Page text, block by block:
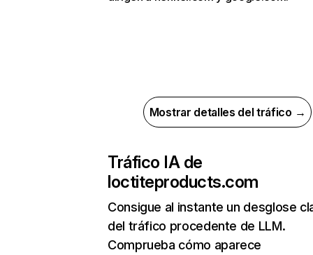
Mostrar detalles del tráfico →
Tráfico IA de
loctiteproducts.com
Consigue al instante un desglose
del tráfico procedente de LLM.
Comprueba cómo aparece